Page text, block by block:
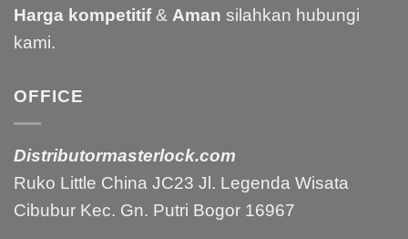
Harga kompetitif& Aman silahkan hubungi
kami.
OFFICE
Distributormasterlock.com
Ruko Little China JC23 Jl. Legenda Wisata
Cibubur Kec. Gn. Putri Bogor 16967